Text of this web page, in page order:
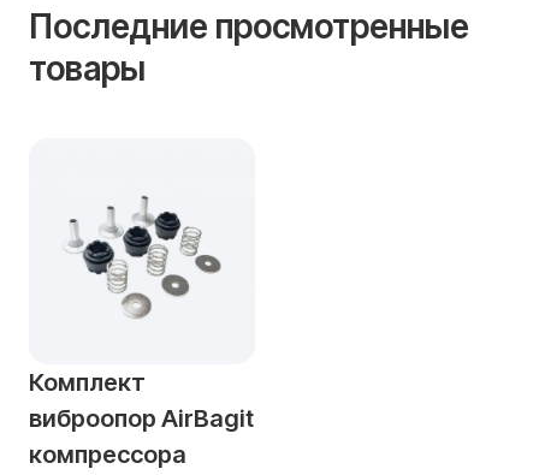
Последние просмотренные
товары
Комплект
виброопор AirBagit
компрессора